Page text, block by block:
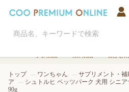
トップ ワンちゃん サプリメント・補
ア
シュトルヒ ペッツパーク 犬用 シニ
90g